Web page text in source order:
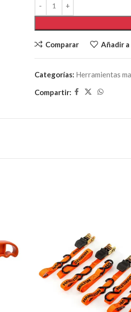
Comparar Añadir
Categorías: Herramientas
Compartir: